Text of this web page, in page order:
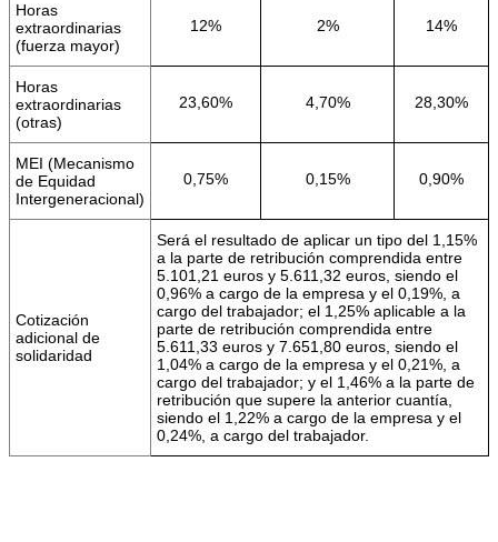
Horas
extraordinarias
(fuerza mayor)
12% 2% 14%
Horas
extraordinarias
(otras)
23,60% 4,70% 28,30%
MEI (Mecanismo
de Equidad
Intergeneracional)
0,75% 0,15% 0,90%
Cotización
adicional de
solidaridad
Será el resultado de aplicar un tipo del 1,15%
a la parte de retribución comprendida entre
5.101,21 euros y 5.611,32 euros, siendo el
0,96% a cargo de la empresa y el 0,19%, a
cargo del trabajador; el 1,25% aplicable a la
parte de retribución comprendida entre
5.611,33 euros y 7.651,80 euros, siendo el
1,04% a cargo de la empresa y el 0,21%, a
cargo del trabajador; y el 1,46% a la parte de
retribución que supere la anterior cuantía,
siendo el 1,22% a cargo de la empresa y el
0,24%, a cargo del trabajador.